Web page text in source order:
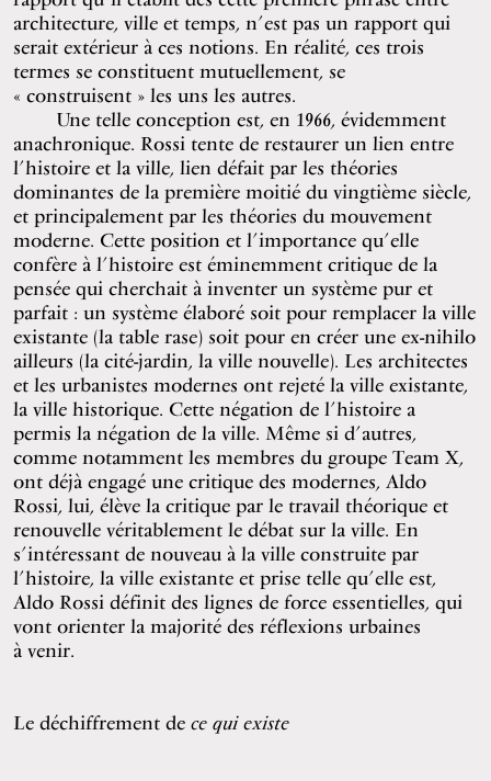
architecture, ville et temps, n’est pas un rapport qui
serait extérieur à ces notions. En réalité, ces trois
termes se constituent mutuellement, se
« construisent » les uns les autres.
Une telle conception est, en 1966, évidemment
anachronique. Rossi tente de restaurer un lien entre
l’histoire et la ville, lien défait par les théories
dominantes de la première moitié du vingtième siècle,
et principalement par les théories du mouvement
moderne. Cette position et l’importance qu’elle
confère à l’histoire est éminemment critique de la
pensée qui cherchait à inventer un système pur et
parfait : un système élaboré soit pour remplacer la ville
existante (la table rase) soit pour en créer une ex-nihilo
ailleurs (la cité-jardin, la ville nouvelle). Les architectes
et les urbanistes modernes ont rejeté la ville existante,
la ville historique. Cette négation de l’histoire a
permis la négation de la ville. Même si d’autres,
comme notamment les membres du groupe Team X,
ont déjà engagé une critique des modernes, Aldo
Rossi, lui, élève la critique par le travail théorique et
renouvelle véritablement le débat sur la ville. En
s’intéressant de nouveau à la ville construite par
l’histoire, la ville existante et prise telle qu’elle est,
Aldo Rossi définit des lignes de force essentielles, qui
vont orienter la majorité des réflexions urbaines
à venir.
Le déchiffrement de ce qui existe